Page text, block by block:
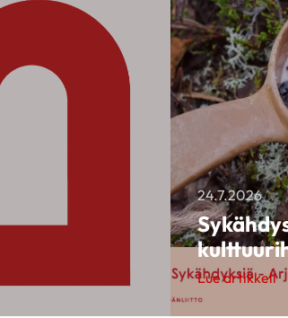
24.7.2026
Lue artikkeli